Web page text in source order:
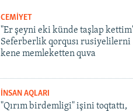
CEMİYET
"Er şeyni eki künde taşlap
Seferberlik qorqusı rusiyelilerni
kene memleketten quva
İNSAN AQLARI
"Qırım birdemligi" işini toqtattı,